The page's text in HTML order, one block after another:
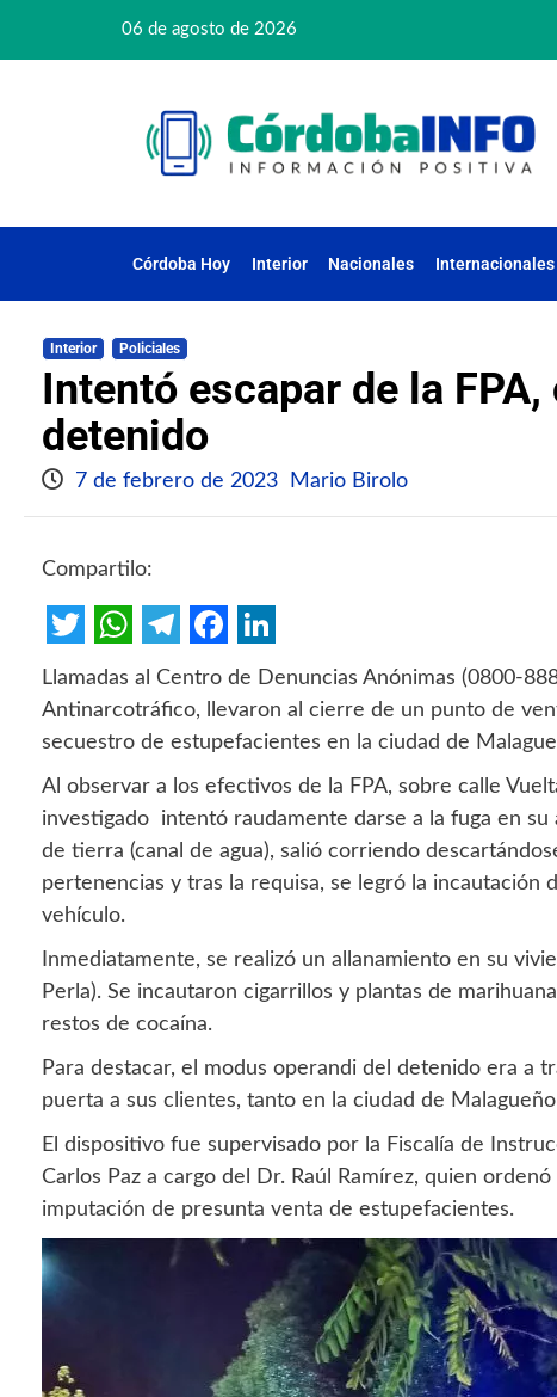
06 de agosto de 2026
Córdoba Hoy Interior Nacionales Internacionales
Interior Policiales
Intentó escapar de la
detenido
7 de febrero de 2023 Mario Birolo
Compartilo:
Twitter
WhatsApp
Telegram
Facebook
LinkedIn
Llamadas al Centro de Denuncias Anónimas (0800-
Antinarcotráfico, llevaron al cierre de un punto de
secuestro de estupefacientes en la ciudad de
Al observar a los efectivos de la FPA, sobre calle
investigado intentó raudamente darse a la fuga en
de tierra (canal de agua), salió corriendo
pertenencias y tras la requisa, se legró la
vehículo.
Inmediatamente, se realizó un allanamiento en su
Perla). Se incautaron cigarrillos y plantas de
restos de cocaína.
Para destacar, el modus operandi del detenido era a
puerta a sus clientes, tanto en la ciudad de
El dispositivo fue supervisado por la Fiscalía de
Carlos Paz a cargo del Dr. Raúl Ramírez, quien
imputación de presunta venta de estupefacientes.